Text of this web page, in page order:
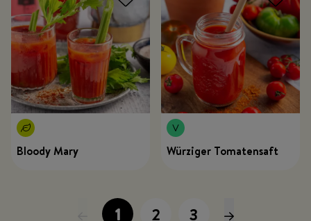
Bloody Mary Würziger Tomatensaft
1 2 3